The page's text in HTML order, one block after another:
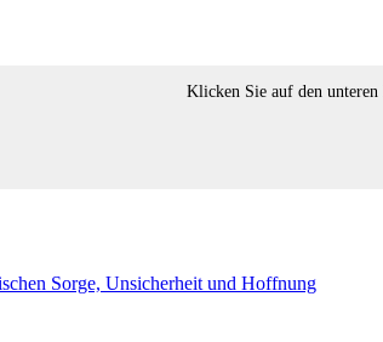
Klicken Sie auf den
Sorge, Unsicherheit und Hoffnung